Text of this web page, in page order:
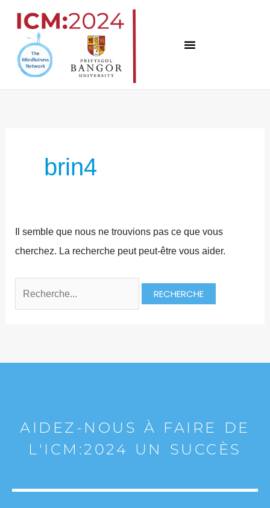
content
brin4
Il semble que nous ne trouvions pas ce que vous
cherchez. La recherche peut peut-être vous aider.
AIDEZ-NOUS À FAIRE DE
L'ICM:2024 UN SUCCÈS